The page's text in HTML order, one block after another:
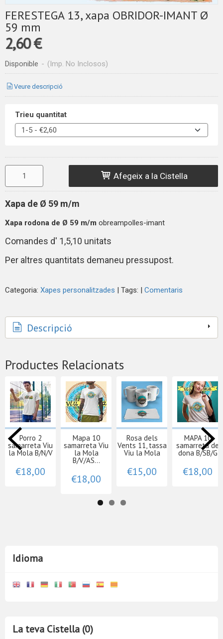
Idioma
La teva Cistella (0)
FERESTEGA 13, xapa OBRIDOR-IMANT Ø
59 mm
2,60 €
Disponible - (Imp. No Inclosos)
Veure descripció
Trieu quantitat
Afegeix a la Cistella
Xapa de Ø 59 m/m
Xapa rodona de Ø 59 m/m obreampolles-imant
Comandes d' 1,5,10 unitats
Per altres quantitats demaneu pressupost.
Categoria: Xapes personalitzades | Tags: | Comentaris
Descripció
Productes Relacionats
Porro 2
samarreta Viu
la Mola B/N/V
€18,00
Mapa 10
samarreta Viu
la Mola
B/V/AS...
€18,00
Rosa dels
Vents 11, tassa
Viu la Mola
€15,00
MAPA 10
samarreta de
dona B/SB/G
€18,00